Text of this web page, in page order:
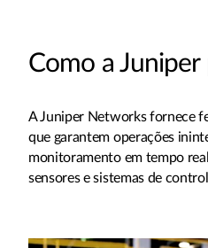
Como a
A Juniper Networks fornece
que garantem operações
monitoramento em tempo
sensores e sistemas de